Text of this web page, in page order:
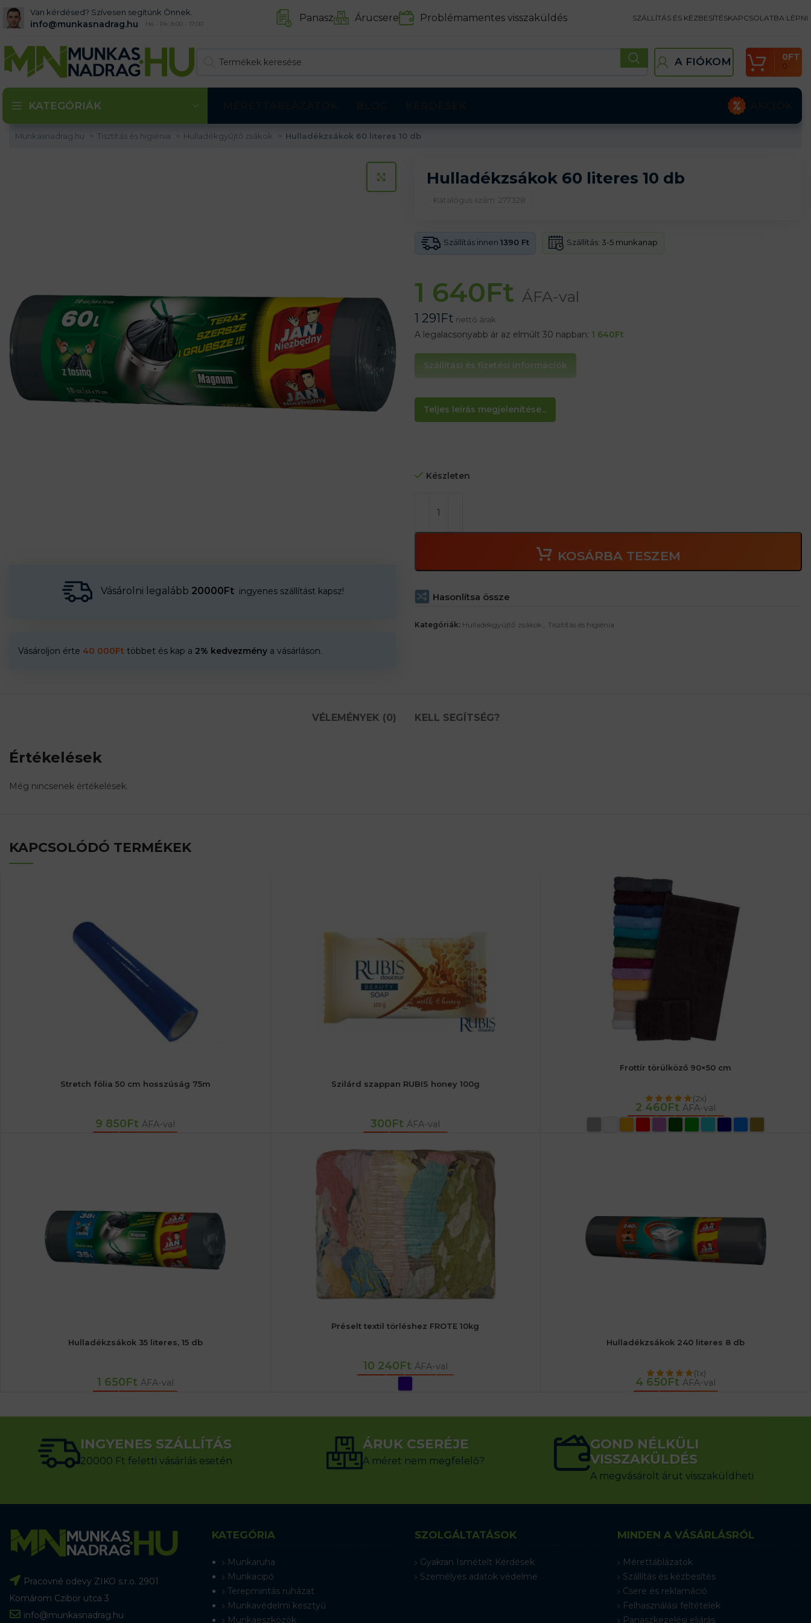
Van kérdésed? Szívesen segítünk Önnek.
info@munkasnadrag.hu Hé - Pé: 8:00 - 17:00 Panasz Árucsere Problémamentes visszaküldés SZÁLLÍTÁS ÉS KÉZBESÍTÉSKAPCSOLATBA LÉPNI
A FIÓKOM 0
0FT
KATEGÓRIÁK
Munkasnadrag.hu Tisztítás és higiénia Hulladékgyűjtő zsákok Hulladékzsákok 60 literes 10 db
KATTINTS A KINAGYÍTÁSHOZ
Vásárolni legalább 20000Ft ingyenes szállítást kapsz!
Vásároljon érte 40 000Ft többet és kap a 2% kedvezmény a vásárláson.
Hulladékzsákok 60 literes 10 db
Katalógus szám: 277328
Szállítás innen 1390 Ft Szállítás: 3-5 munkanap
1 640Ft ÁFA-val
1 291Ft nettó árak
A legalacsonyabb ár az elmúlt 30 napban: 1 640Ft
Szállítási és fizetési információk
Teljes leírás megjelenítése...
Hulladékzsákok 60 literes 10 db húzóstrukcióval
Készleten
KOSÁRBA TESZEM
Hasonlítsa össze
Kategóriák: Hulladékgyűjtő zsákok , Tisztítás és higiénia
VÉLEMÉNYEK (0) KELL SEGÍTSÉG?
Értékelések
Még nincsenek értékelések.
KAPCSOLÓDÓ TERMÉKEK
Stretch fólia 50 cm hosszúság 75m
9 850Ft ÁFA-val
Szilárd szappan RUBIS honey 100g
300Ft ÁFA-val
Frottír törülköző 90×50 cm
(2x)
2 460Ft ÁFA-val
OPCIÓK VÁLASZTÁSA
Hulladékzsákok 35 literes, 15 db
1 650Ft ÁFA-val
KOSÁRBA TESZEM
Préselt textil törléshez FROTE 10kg
10 240Ft ÁFA-val
OPCIÓK VÁLASZTÁSA
Hulladékzsákok 240 literes 8 db
(1x)
4 650Ft ÁFA-val
KOSÁRBA TESZEM
INGYENES SZÁLLÍTÁS
20000 Ft feletti vásárlás esetén
ÁRUK CSERÉJE
A méret nem megfelelő?
GOND NÉLKÜLI
VISSZAKÜLDÉS
A megvásárolt árut visszaküldheti
Pracovné odevy ZIKO s.r.o. 2901
Komárom Czibor utca 3
info@munkasnadrag.hu
KATEGÓRIA
Munkaruha
Munkacipő
Terepmintás ruházat
Munkavédelmi kesztyű
Munkaeszközök
SZOLGÁLTATÁSOK
Gyakran Ismételt Kérdések
Személyes adatok védelme
MINDEN A VÁSÁRLÁSRÓL
Mérettáblázatok
Szállítás és kézbesítés
Csere és reklamáció
Felhasználási feltételek
Panaszkezelési eljárás